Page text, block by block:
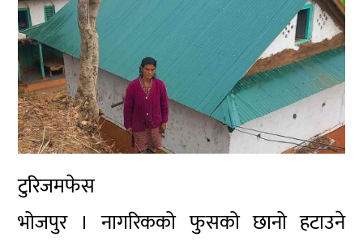
टुरिजमफेस
भोजपुर । नागरिकको फुसको छानो हटाउने